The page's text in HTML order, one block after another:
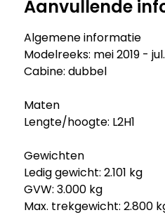
Aanvullende
Algemene informatie
Modelreeks: mei 2019 -
Cabine: dubbel
Maten
Lengte/hoogte: L2H1
Gewichten
Ledig gewicht: 2.101 kg
GVW: 3.000 kg
Max. trekgewicht: 2.800